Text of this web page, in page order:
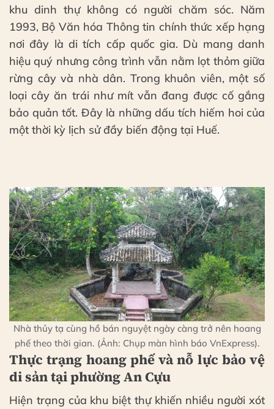
khu dinh thự không có người chăm sóc. Năm
1993, Bộ Văn hóa Thông tin chính thức xếp hạng
nơi đây là di tích cấp quốc gia. Dù mang danh
hiệu quý nhưng công trình vẫn nằm lọt thỏm giữa
rừng cây và nhà dân. Trong khuôn viên, một số
loại cây ăn trái như mít vẫn đang được cố gắng
bảo quản tốt. Đây là những dấu tích hiếm hoi của
một thời kỳ lịch sử đầy biến động tại Huế.
Nhà thủy tạ cùng hồ bán nguyệt ngày càng trở nên hoang
phế theo thời gian. (Ảnh: Chụp màn hình báo VnExpress).
Thực trạng hoang phế và nỗ lực bảo vệ
di sản tại phường An Cựu
Hiện trạng của khu biệt thự khiến nhiều người xót